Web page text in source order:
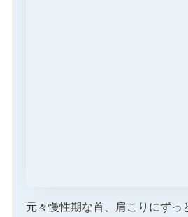
元々慢性期な首、肩こりにずっ